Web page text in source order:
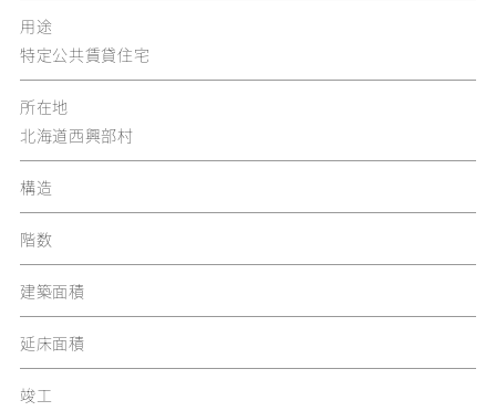
用途
特定公共賃貸住宅
所在地
北海道西興部村
構造
階数
建築面積
延床面積
竣工